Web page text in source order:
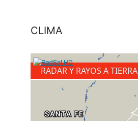
CLIMA
RADAR Y RAYOS A TIERRA